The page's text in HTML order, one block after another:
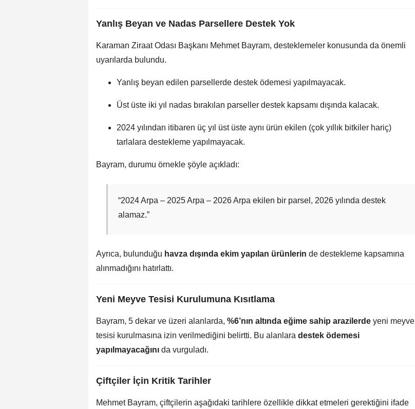
Yanlış Beyan ve Nadas Parsellere Destek Yok
Karaman Ziraat Odası Başkanı Mehmet Bayram, desteklemeler konusunda da önemli
uyarılarda bulundu.
Yanlış beyan edilen parsellerde destek ödemesi yapılmayacak.
Üst üste iki yıl nadas bırakılan parseller destek kapsamı dışında kalacak.
2024 yılından itibaren üç yıl üst üste aynı ürün ekilen (çok yıllık bitkiler hariç)
tarlalara destekleme yapılmayacak.
Bayram, durumu örnekle şöyle açıkladı:
“2024 Arpa – 2025 Arpa – 2026 Arpa ekilen bir parsel, 2026 yılında destek
alamaz.”
Ayrıca, bulunduğu havza dışında ekim yapılan ürünlerin de destekleme kapsamına
alınmadığını hatırlattı.
Yeni Meyve Tesisi Kurulumuna Kısıtlama
Bayram, 5 dekar ve üzeri alanlarda, %6’nın altında eğime sahip arazilerde yeni meyve
tesisi kurulmasına izin verilmediğini belirtti. Bu alanlara destek ödemesi
yapılmayacağını da vurguladı.
Çiftçiler İçin Kritik Tarihler
Mehmet Bayram, çiftçilerin aşağıdaki tarihlere özellikle dikkat etmeleri gerektiğini ifade